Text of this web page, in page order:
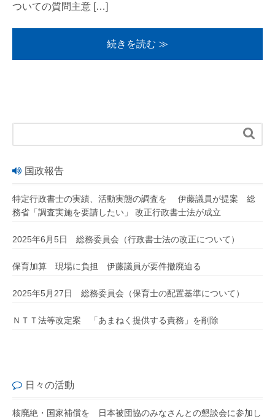
ついての質問主意 […]
続きを読む ≫

国政報告
特定行政書士の実績、活動実態の調査を 伊藤議員が提案 総
務省「調査実施を要請したい」 改正行政書士法が成立
2025年6月5日 総務委員会（行政書士法の改正について）
保育加算 現場に負担 伊藤議員が要件撤廃迫る
2025年5月27日 総務委員会（保育士の配置基準について）
ＮＴＴ法等改定案 「あまねく提供する責務」を削除
日々の活動
核廃絶・国家補償を 日本被団協のみなさんとの懇談会に参加し